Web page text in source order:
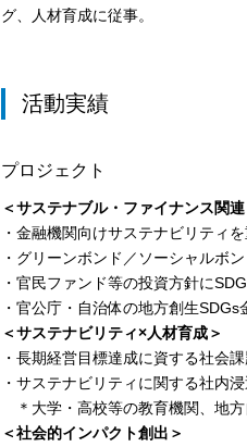
グ、人材育成に従事。
活動実績
プロジェクト
＜サステナブル・ファイナンス関連
・金融機関向けサステナビリティ
・グリーンボンド／ソーシャルボ
・官民ファンド等の投資方針に
・官公庁・自治体の地方創生
＜サステナビリティ×人材育成＞
・長期経営目標達成に資する社会
・サステナビリティに関する社内
＊大学・高校等の教育機関、地
＜社会的インパクト創出＞